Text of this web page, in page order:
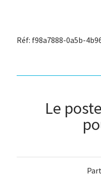
Réf: f98a7888-0a5b-
Le